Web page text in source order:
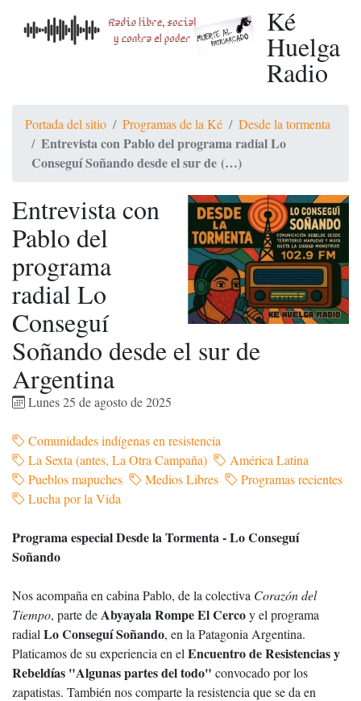
Ké
Huelga
Radio
Portada del sitio Programas de la Ké Desde la tormenta
Entrevista con Pablo del programa radial Lo
Conseguí Soñando desde el sur de (…)
Entrevista con
Pablo del
programa
radial Lo
Conseguí
Soñando desde el sur de
Argentina
Lunes 25 de agosto de 2025
Comunidades indígenas en resistencia
La Sexta (antes, La Otra Campaña)
América Latina
Pueblos mapuches
Medios Libres
Programas recientes
Lucha por la Vida
Programa especial Desde la Tormenta - Lo Conseguí
Soñando
Nos acompaña en cabina Pablo, de la colectiva Corazón del
Tiempo, parte deAbyayala Rompe El Cercoy el programa
radial Lo Conseguí Soñando, en la Patagonia Argentina.
Platicamos de su experiencia en el Encuentro de Resistencias y
Rebeldías "Algunas partes del todo" convocado por los
zapatistas. También nos comparte la resistencia que se da en